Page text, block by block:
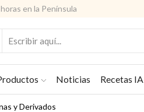
en la Península
Noticias Recetas IA
y Derivados